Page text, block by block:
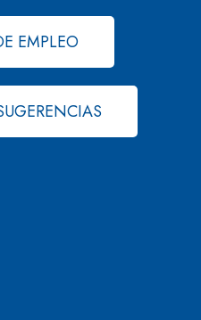
EMPLEO